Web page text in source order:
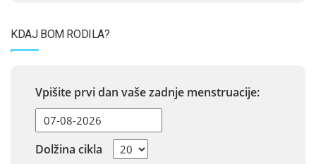
KDAJ BOM RODILA?
Vpišite prvi dan vaše zadnje menstruacije:
Dolžina cikla